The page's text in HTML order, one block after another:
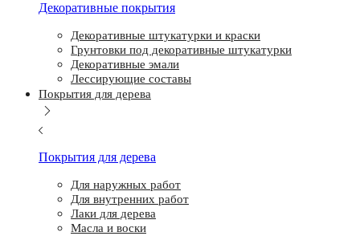
Декоративные покрытия
Декоративные штукатурки и краски
Грунтовки под декоративные штукатурки
Декоративные эмали
Лессирующие составы
Покрытия для дерева
Покрытия для дерева
Для наружных работ
Для внутренних работ
Лаки для дерева
Масла и воски